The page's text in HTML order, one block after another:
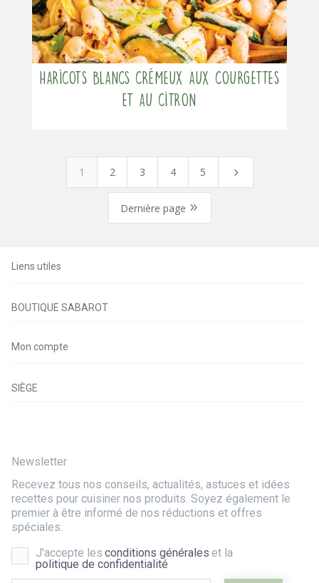
Haricots blancs crémeux aux courgettes
et au citron
1 2 3 4 5 5
Dernière page 9
Liens utiles
BOUTIQUE SABAROT
Mon compte
SIÈGE
Newsletter
Recevez tous nos conseils, actualités, astuces et idées
recettes pour cuisiner nos produits. Soyez également le
premier à être informé de nos réductions et offres
spéciales.
J'accepte les conditions générales et la
politique de confidentialité